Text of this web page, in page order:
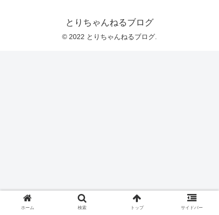
とりちゃんねるブログ
© 2022 とりちゃんねるブログ.
ホーム 検索 トップ サイドバー